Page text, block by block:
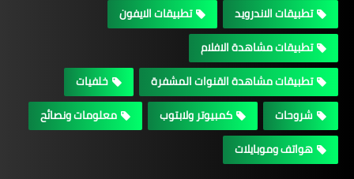
تطبيقات الاندرويد
تطبيقات الايفون
تطبيقات مشاهدة الافلام
تطبيقات مشاهدة القنوات المشفرة
خلفيات
شروحات
كمبيوتر ولابتوب
معلومات ونصائح
هواتف وموبايلات